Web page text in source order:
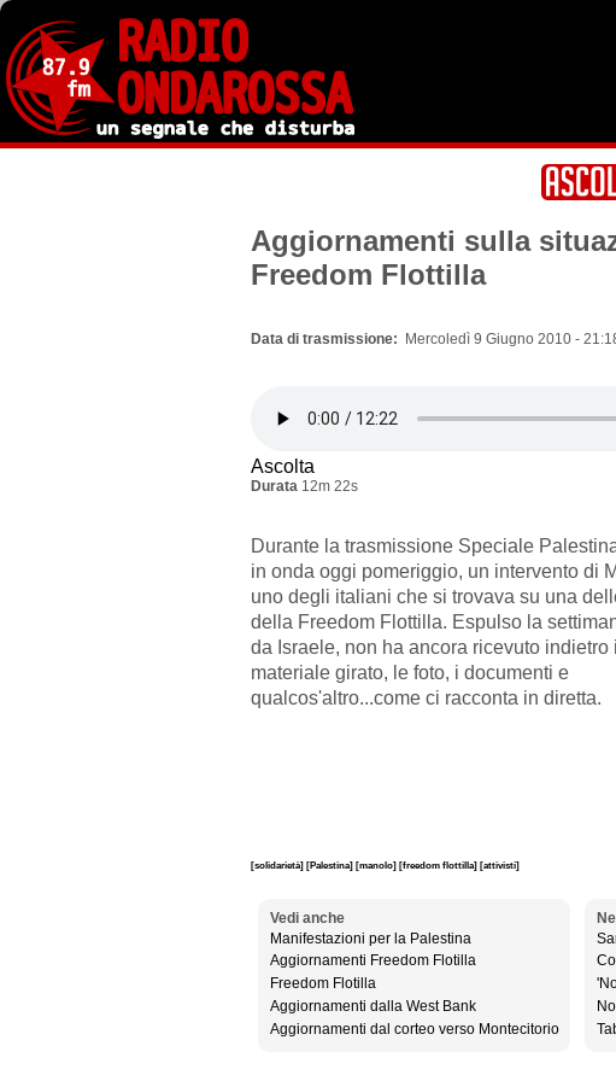
Salta
contenuto
principale
Aggiornamenti sulla
Freedom Flottilla
Data di trasmissione Mercoledì 9 Giugno 2010 -
Ascolta
Durata 12m 22s
Durante la trasmissione Speciale
in onda oggi pomeriggio, un intervento di
uno degli italiani che si trovava su una
della Freedom Flottilla. Espulso la
da Israele, non ha ancora ricevuto indietro il
materiale girato, le foto, i documenti e
qualcos'altro...come ci racconta in diretta.
[solidarietà] [Palestina] [manolo] [freedom flottilla] [attivisti]
Vedi anche
Manifestazioni per la Palestina
Aggiornamenti Freedom Flotilla
Freedom Flotilla
Aggiornamenti dalla West Bank
Aggiornamenti dal corteo verso Montecitorio